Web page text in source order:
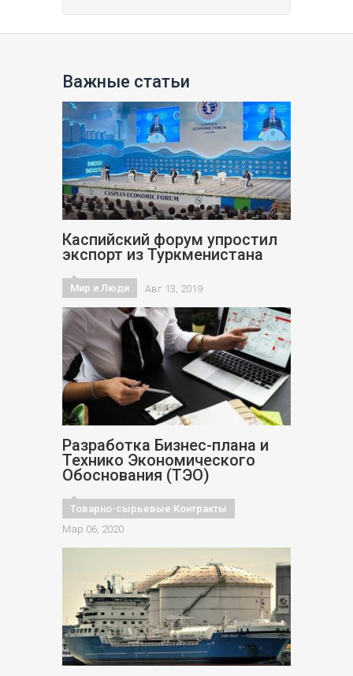
Важные статьи
Каспийский форум упростил
экспорт из Туркменистана
Мир и Люди Авг 13, 2019
Разработка Бизнес-плана и
Технико Экономического
Обоснования (ТЭО)
Товарно-сырьевые Контракты
Мар 06, 2020